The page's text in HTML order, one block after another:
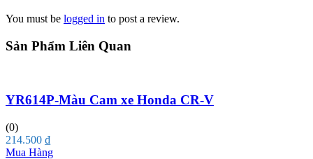
You must be logged in to post a review.
Sản Phẩm Liên Quan
YR614P-Màu Cam xe Honda CR-V
(0)
214.500 ₫
Mua Hàng